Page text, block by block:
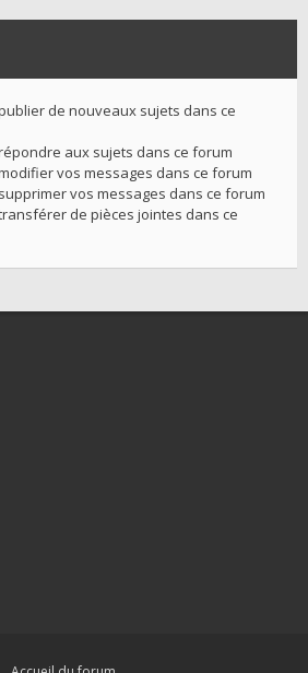
de nouveaux sujets dans ce
aux sujets dans ce forum
vos messages dans ce forum
supprimer vos messages dans ce forum
de pièces jointes dans ce